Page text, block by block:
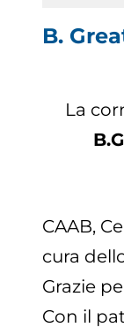
B.
La
CAAB,
cura
Grazie
Con il